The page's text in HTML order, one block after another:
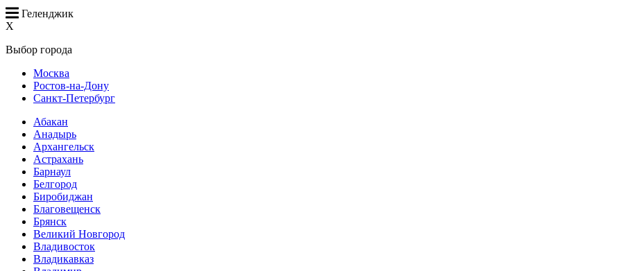
Геленджик
X
Выбор города
Москва
Ростов-на-Дону
Санкт-Петербург
Абакан
Анадырь
Архангельск
Астрахань
Барнаул
Белгород
Биробиджан
Благовещенск
Брянск
Великий Новгород
Владивосток
Владикавказ